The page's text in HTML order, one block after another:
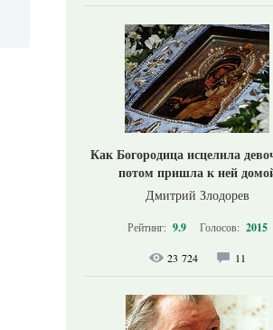
Как Богородица исцелила
потом пришла к ней
Дмитрий Злодорев
Рейтинг: 9.9 Голосов: 2015
23 724 11